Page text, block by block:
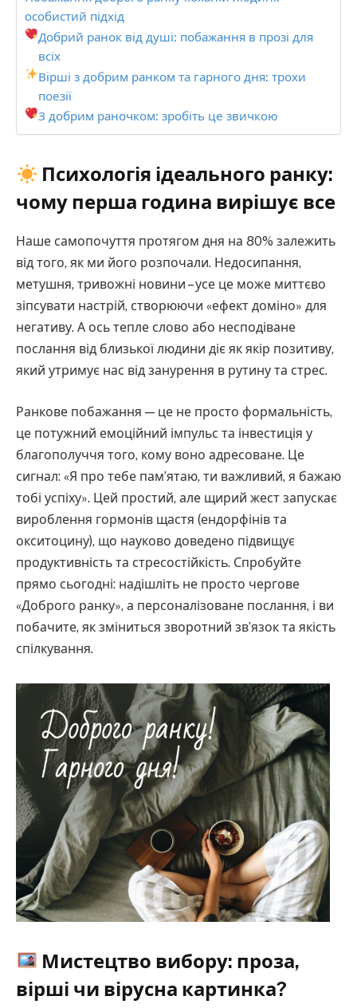
особистий підхід
Добрий ранок від душі: побажання в прозі для
всіх
Вірші з добрим ранком та гарного дня: трохи
поезії
З добрим раночком: зробіть це звичкою
Психологія ідеального ранку:
чому перша година вирішує все
Наше самопочуття протягом дня на 80% залежить
від того, як ми його розпочали. Недосипання,
метушня, тривожні новини – усе це може миттєво
зіпсувати настрій, створюючи «ефект доміно» для
негативу. А ось тепле слово або несподіване
послання від близької людини діє як якір позитиву,
який утримує нас від занурення в рутину та стрес.
Ранкове побажання — це не просто формальність,
це потужний емоційний імпульс та інвестиція у
благополуччя того, кому воно адресоване. Це
сигнал: «Я про тебе пам’ятаю, ти важливий, я бажаю
тобі успіху». Цей простий, але щирий жест запускає
вироблення гормонів щастя (ендорфінів та
окситоцину), що науково доведено підвищує
продуктивність та стресостійкість. Спробуйте
прямо сьогодні: надішліть не просто чергове
«Доброго ранку», а персоналізоване послання, і ви
побачите, як зміниться зворотний зв’язок та якість
спілкування.
Мистецтво вибору: проза,
вірші чи вірусна картинка?